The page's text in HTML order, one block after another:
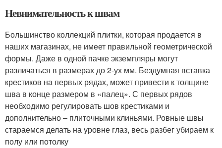
Невнимательность к швам
Большинство коллекций плитки, которая продается в
наших магазинах, не имеет правильной геометрической
формы. Даже в одной пачке экземпляры могут
различаться в размерах до 2-ух мм. Бездумная вставка
крестиков на первых рядах, может привести к толщине
шва в конце размером в «палец». С первых рядов
необходимо регулировать шов крестиками и
дополнительно – плиточными клиньями. Ровные швы
стараемся делать на уровне глаз, весь разбег убираем к
полу или потолку